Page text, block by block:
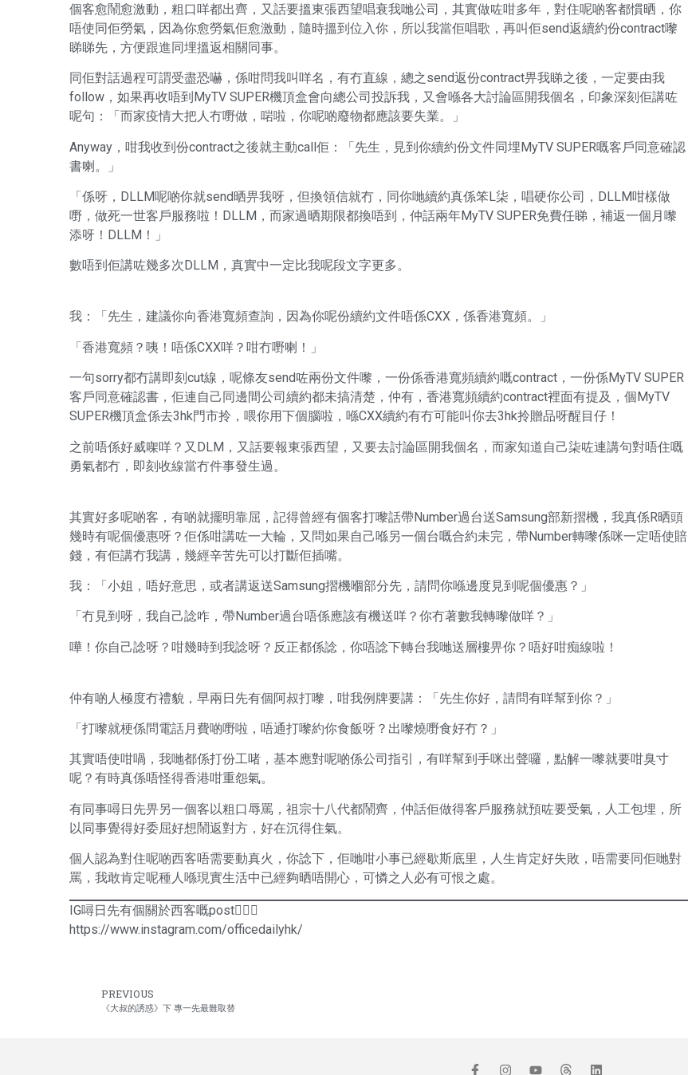
個客愈鬧愈激動，粗口咩都出齊，又話要搵東張西望唱衰我哋公司，其實做咗咁多年，對住呢啲客都慣晒，你
唔使同佢勞氣，因為你愈勞氣佢愈激動，隨時搵到位入你，所以我當佢唱歌，再叫佢send返續約份contract嚟
睇睇先，方便跟進同埋搵返相關同事。
同佢對話過程可謂受盡恐嚇，係咁問我叫咩名，有冇直線，總之send返份contract畀我睇之後，一定要由我
follow，如果再收唔到MyTV SUPER機頂盒會向總公司投訴我，又會喺各大討論區開我個名，印象深刻佢講咗
呢句：「而家疫情大把人冇嘢做，啱啦，你呢啲廢物都應該要失業。」
Anyway，咁我收到份contract之後就主動call佢：「先生，見到你續約份文件同埋MyTV SUPER嘅客戶同意確認
書喇。」
「係呀，DLLM呢啲你就send晒畀我呀，但換領信就冇，同你哋續約真係笨L柒，唱硬你公司，DLLM咁樣做
嘢，做死一世客戶服務啦！DLLM，而家過晒期限都換唔到，仲話兩年MyTV SUPER免費任睇，補返一個月嚟
添呀！DLLM！」
數唔到佢講咗幾多次DLLM，真實中一定比我呢段文字更多。
我：「先生，建議你向香港寬頻查詢，因為你呢份續約文件唔係CXX，係香港寬頻。」
「香港寬頻？咦！唔係CXX咩？咁冇嘢喇！」
一句sorry都冇講即刻cut線，呢條友send咗兩份文件嚟，一份係香港寬頻續約嘅contract，一份係MyTV SUPER
客戶同意確認書，佢連自己同邊間公司續約都未搞清楚，仲有，香港寬頻續約contract裡面有提及，個MyTV
SUPER機頂盒係去3hk門市拎，喂你用下個腦啦，喺CXX續約有冇可能叫你去3hk拎贈品呀醒目仔！
之前唔係好威㗎咩？又DLM，又話要報東張西望，又要去討論區開我個名，而家知道自己柒咗連講句對唔住嘅
勇氣都冇，即刻收線當冇件事發生過。
其實好多呢啲客，有啲就擺明靠屈，記得曾經有個客打嚟話帶Number過台送Samsung部新摺機，我真係R晒頭
幾時有呢個優惠呀？佢係咁講咗一大輪，又問如果自己喺另一個台嘅合約未完，帶Number轉嚟係咪一定唔使賠
錢，有佢講冇我講，幾經辛苦先可以打斷佢插嘴。
我：「小姐，唔好意思，或者講返送Samsung摺機嗰部分先，請問你喺邊度見到呢個優惠？」
「冇見到呀，我自己諗咋，帶Number過台唔係應該有機送咩？你冇著數我轉嚟做咩？」
嘩！你自己諗呀？咁幾時到我諗呀？反正都係諗，你唔諗下轉台我哋送層樓畀你？唔好咁痴線啦！
仲有啲人極度冇禮貌，早兩日先有個阿叔打嚟，咁我例牌要講：「先生你好，請問有咩幫到你？」
「打嚟就梗係問電話月費啲嘢啦，唔通打嚟約你食飯呀？出嚟燒嘢食好冇？」
其實唔使咁喎，我哋都係打份工啫，基本應對呢啲係公司指引，有咩幫到手咪出聲囉，點解一嚟就要咁臭寸
呢？有時真係唔怪得香港咁重怨氣。
有同事噚日先畀另一個客以粗口辱罵，祖宗十八代都鬧齊，仲話佢做得客戶服務就預咗要受氣，人工包埋，所
以同事覺得好委屈好想鬧返對方，好在沉得住氣。
個人認為對住呢啲西客唔需要動真火，你諗下，佢哋咁小事已經歇斯底里，人生肯定好失敗，唔需要同佢哋對
罵，我敢肯定呢種人喺現實生活中已經夠晒唔開心，可憐之人必有可恨之處。
IG噚日先有個關於西客嘅post🤦🏻‍♂️
https://www.instagram.com/officedailyhk/
PREVIOUS
《大叔的誘惑》下 專一先最難取替